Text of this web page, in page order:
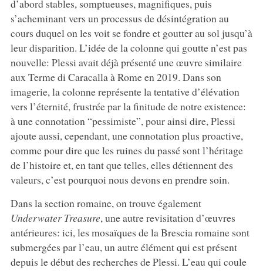
d’abord stables, somptueuses, magnifiques, puis
s’acheminant vers un processus de désintégration au
cours duquel on les voit se fondre et goutter au sol jusqu’à
leur disparition. L’idée de la colonne qui goutte n’est pas
nouvelle: Plessi avait déjà présenté une œuvre similaire
aux Terme di Caracalla à Rome en 2019. Dans son
imagerie, la colonne représente la tentative d’élévation
vers l’éternité, frustrée par la finitude de notre existence:
à une connotation “pessimiste”, pour ainsi dire, Plessi
ajoute aussi, cependant, une connotation plus proactive,
comme pour dire que les ruines du passé sont l’héritage
de l’histoire et, en tant que telles, elles détiennent des
valeurs, c’est pourquoi nous devons en prendre soin.
Dans la section romaine, on trouve également
Underwater Treasure, une autre revisitation d’œuvres
antérieures: ici, les mosaïques de la Brescia romaine sont
submergées par l’eau, un autre élément qui est présent
depuis le début des recherches de Plessi. L’eau qui coule